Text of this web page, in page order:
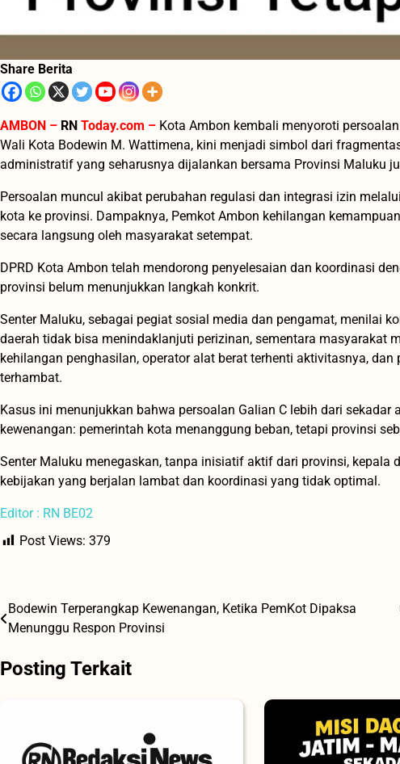
Share Berita
AMBON – RN Today.com – Kota Ambon kembali menyoroti
Wali Kota Bodewin M. Wattimena, kini menjadi simbol dari
administratif yang seharusnya dijalankan bersama Provinsi Maluku
Persoalan muncul akibat perubahan regulasi dan integrasi izin
kota ke provinsi. Dampaknya, Pemkot Ambon kehilangan
secara langsung oleh masyarakat setempat.
DPRD Kota Ambon telah mendorong penyelesaian dan koordinasi
provinsi belum menunjukkan langkah konkrit.
Senter Maluku, sebagai pegiat sosial media dan pengamat, menilai
daerah tidak bisa menindaklanjuti perizinan, sementara masyarakat
kehilangan penghasilan, operator alat berat terhenti aktivitasnya,
terhambat.
Kasus ini menunjukkan bahwa persoalan Galian C lebih dari
kewenangan: pemerintah kota menanggung beban, tetapi provinsi
Senter Maluku menegaskan, tanpa inisiatif aktif dari provinsi,
kebijakan yang berjalan lambat dan koordinasi yang tidak optimal.
Editor : RN BE02
Post Views: 379
Navigasi
Bodewin Terperangkap Kewenangan, Ketika PemKot Dipaksa
Menunggu Respon Provinsi
Posting Terkait